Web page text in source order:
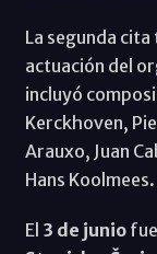
La segunda
actuación del
incluyó
Kerckhoven,
Arauxo, Juan
Hans Koolmees.
El 3 de juniofue